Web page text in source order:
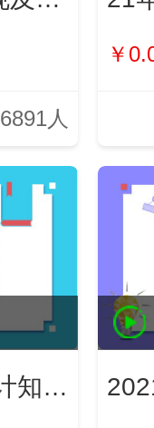
6891人
￥
2021、2022建筑设计知识（新）